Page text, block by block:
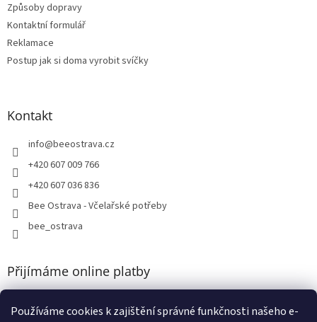
Používáme cookies k zajištění správné funkčnosti našeho e-
Způsoby dopravy
Kontaktní formulář
Reklamace
Postup jak si doma vyrobit svíčky
Kontakt
info@beeostrava.cz
+420 607 009 766
+420 607 036 836
Bee Ostrava - Včelařské potřeby
bee_ostrava
Přijímáme online platby